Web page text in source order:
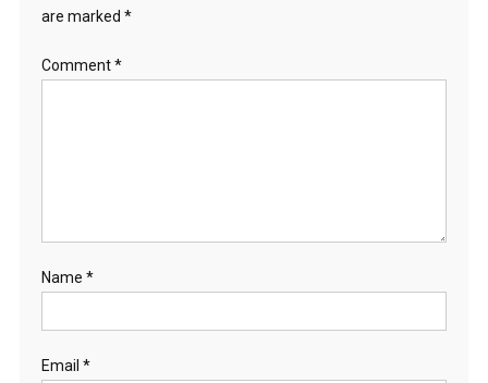
are marked *
Comment*
Name *
Email *